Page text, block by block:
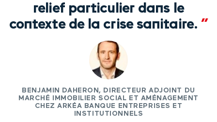
relief particulier dans le
contexte de la crise sanitaire.”
BENJAMIN DAHERON, DIRECTEUR ADJOINT DU
MARCHÉ IMMOBILIER SOCIAL ET AMÉNAGEMENT
CHEZ ARKÉA BANQUE ENTREPRISES ET
INSTITUTIONNELS